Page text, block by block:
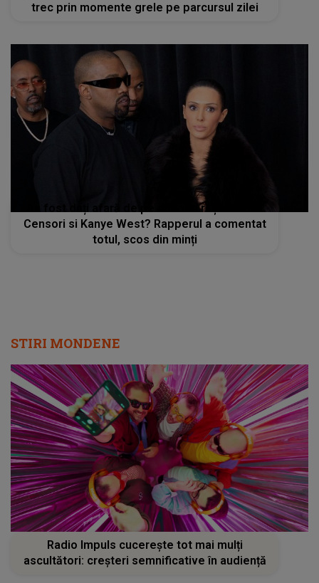
trec prin momente grele pe parcursul zilei
Au fost dați afară de pe covorul roșu Bianca
Censori si Kanye West? Rapperul a comentat
totul, scos din minți
STIRI MONDENE
Radio Impuls cucerește tot mai mulți
ascultători: creșteri semnificative în audiență